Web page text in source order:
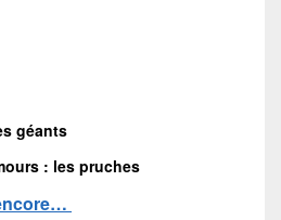
géants
: les pruches